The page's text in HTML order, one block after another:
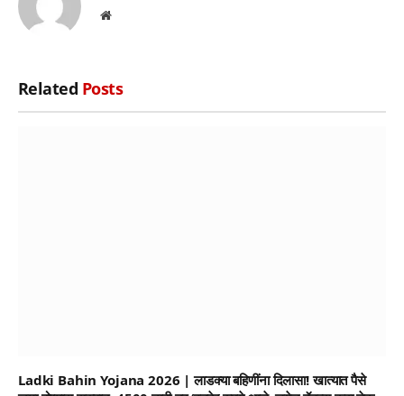
Website
Related Posts
Ladki Bahin Yojana 2026 | लाडक्या बहिणींना दिलासा! खात्यात पैसे